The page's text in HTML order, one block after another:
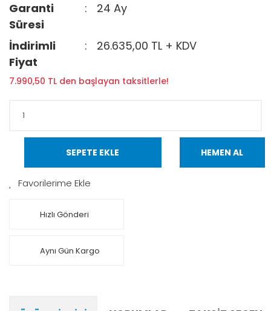
Garanti
Süresi
24 Ay
İndirimli
Fiyat
26.635,00 TL + KDV
7.990,50 TL den başlayan taksitlerle!
SEPETE EKLE HEMEN AL
Hızlı Gönderi
Aynı Gün Kargo